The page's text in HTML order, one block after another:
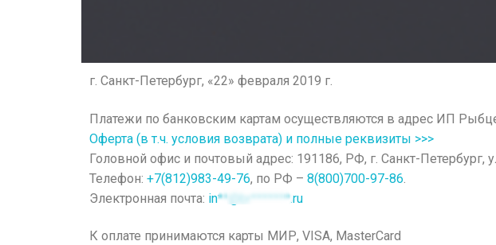
г. Санкт-Петербург, «22» февраля 2019 г.
Платежи по банковским картам осуществляются в адрес ИП
Оферта (в т.ч. условия возврата) и полные реквизиты >>>
Головной офис и почтовый адрес: 191186, РФ, г. Санкт-Петербург,
Телефон: +7(812)983-49-76, по РФ – 8(800)700-97-86
Электронная почта: in**@br*******.ru
К оплате принимаются карты МИР, VISA, MasterCard